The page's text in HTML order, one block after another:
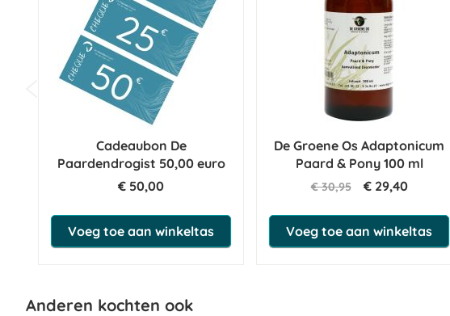
Cadeaubon De
Paardendrogist 50,00 euro
€ 50,00
Voeg toe aan winkeltas
De Groene Os Adaptonicum
Paard & Pony 100 ml
€ 30,95 € 29,40
Voeg toe aan winkeltas
Anderen kochten ook